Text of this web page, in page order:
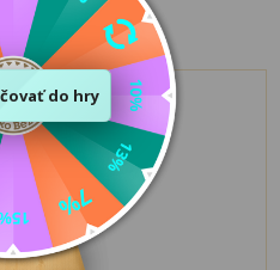
6 rokov
LETO 2026 🌊